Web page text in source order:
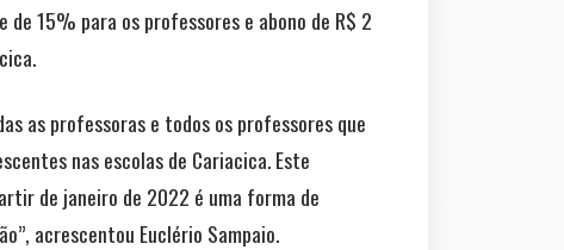
15% para os professores e abono de R$ 2
as professoras e todos os professores que
nas escolas de Cariacica. Este
de janeiro de 2022 é uma forma de
acrescentou Euclério Sampaio.